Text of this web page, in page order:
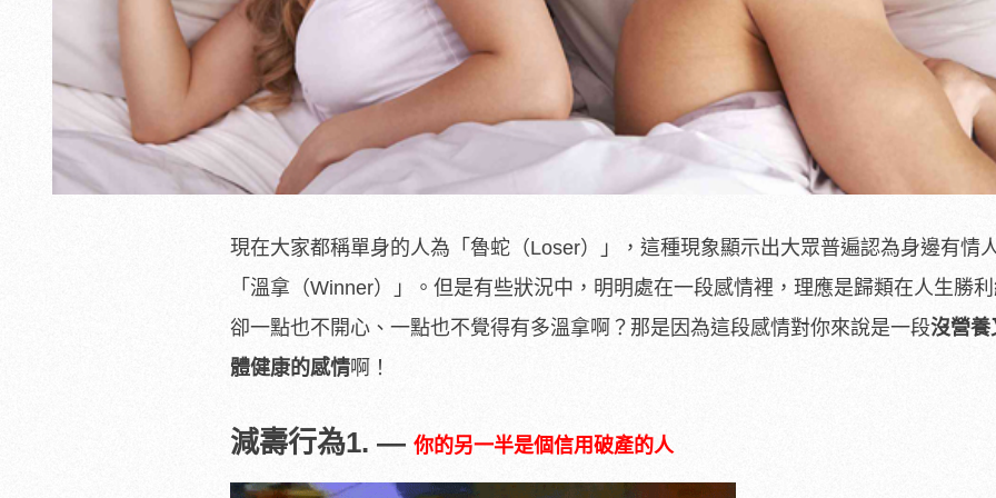
現在大家都稱單身的人為「魯蛇（Loser）」，這種現象顯示出大眾普遍認為身邊有情
「溫拿（Winner）」。但是有些狀況中，明明處在一段感情裡，理應是歸類在人生勝
卻一點也不開心、一點也不覺得有多溫拿啊？那是因為這段感情對你來說是一段沒營養
體健康的感情啊！
減壽行為1. — 你的另一半是個信用破產的人